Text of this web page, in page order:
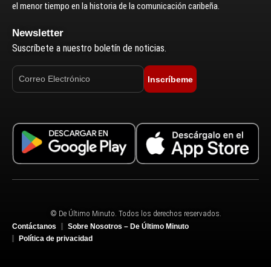
el menor tiempo en la historia de la comunicación caribeña.
Newsletter
Suscríbete a nuestro boletín de noticias.
Inscríbeme
© De Último Minuto. Todos los derechos reservados.
Contáctanos
Sobre Nosotros – De Último Minuto
Política de privacidad